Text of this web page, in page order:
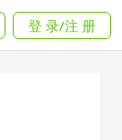
登 录/注 册